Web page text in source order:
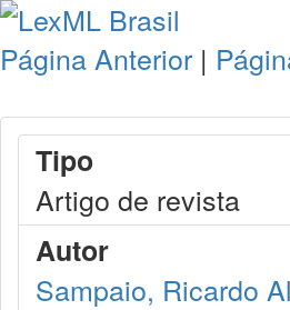
Página Anterior |
Tipo
Artigo de revista
Autor
Sampaio, Ricardo